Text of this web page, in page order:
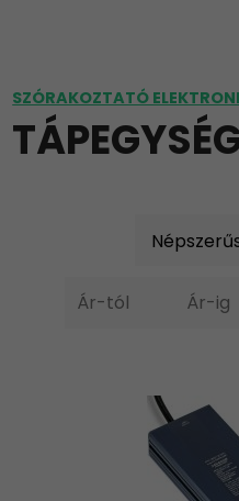
SZÓRAKOZTATÓ